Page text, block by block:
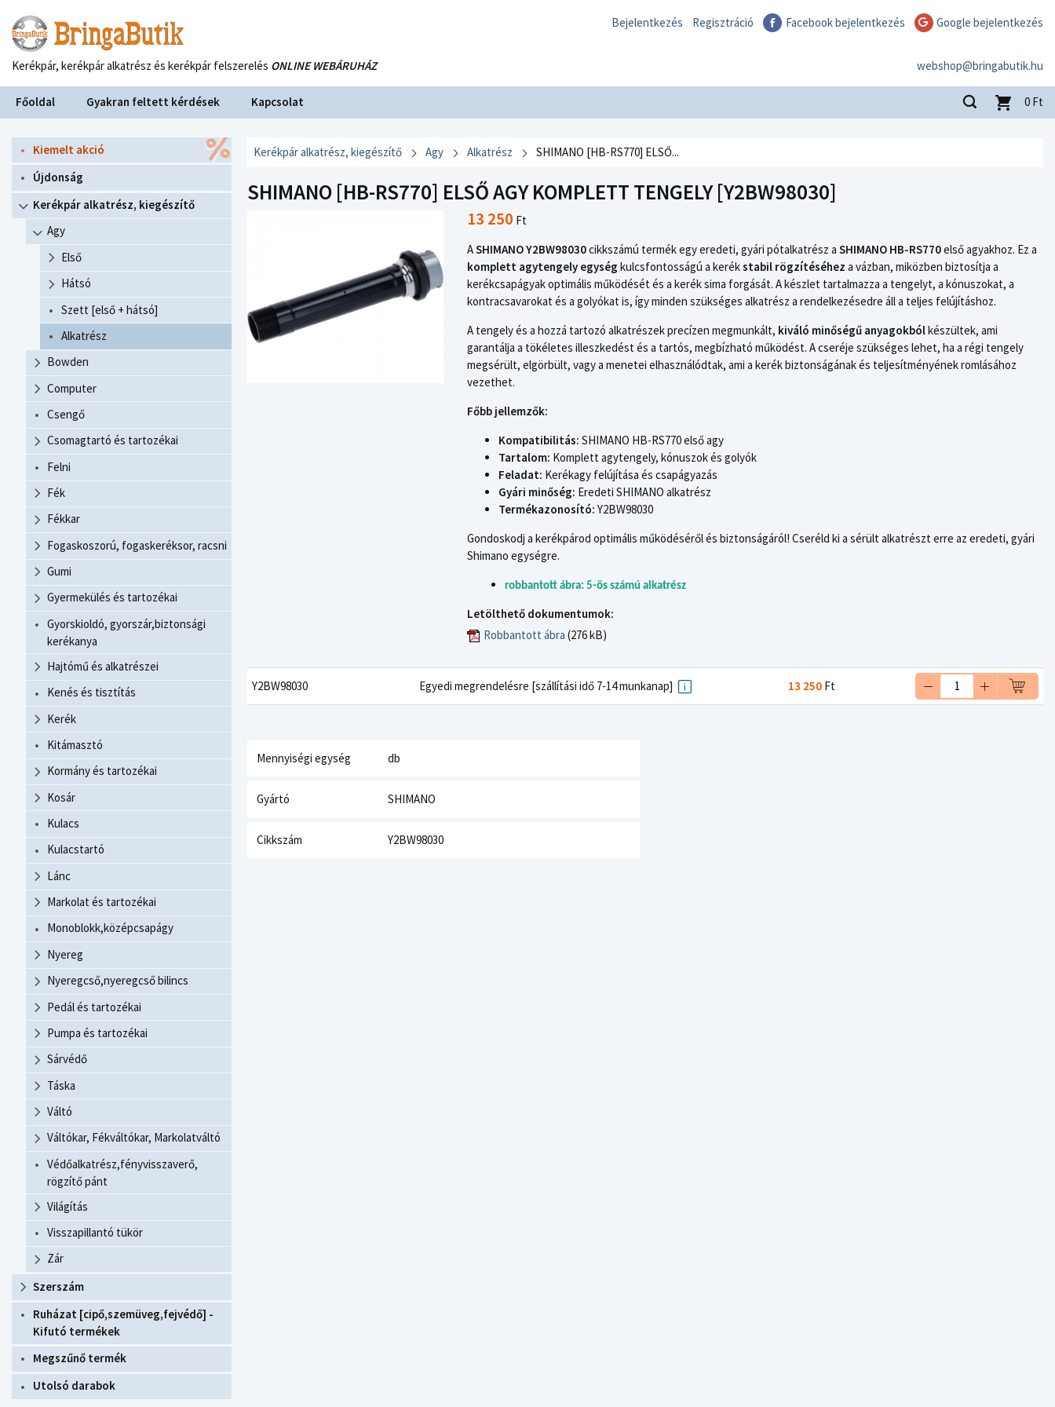
Bejelentkezés Regisztráció Facebook bejelentkezés Google bejelentkezés
webshop@bringabutik.hu
Kerékpár, kerékpár alkatrész és kerékpár felszerelés ONLINE WEBÁRUHÁZ
Főoldal Gyakran feltett kérdések Kapcsolat 0 Ft
Kiemelt akció
Újdonság
Kerékpár alkatrész, kiegészítő
Agy
Első
Hátsó
Szett [első + hátsó]
Alkatrész
Bowden
Computer
Csengő
Csomagtartó és tartozékai
Felni
Fék
Fékkar
Fogaskoszorú, fogaskeréksor, racsni
Gumi
Gyermekülés és tartozékai
Gyorskioldó, gyorszár,biztonsági
kerékanya
Hajtómű és alkatrészei
Kenés és tisztítás
Kerék
Kitámasztó
Kormány és tartozékai
Kosár
Kulacs
Kulacstartó
Lánc
Markolat és tartozékai
Monoblokk,középcsapágy
Nyereg
Nyeregcső,nyeregcső bilincs
Pedál és tartozékai
Pumpa és tartozékai
Sárvédő
Táska
Váltó
Váltókar, Fékváltókar, Markolatváltó
Védőalkatrész,fényvisszaverő,
rögzítő pánt
Világítás
Visszapillantó tükör
Zár
Szerszám
Ruházat [cipő,szemüveg,fejvédő] -
Kifutó termékek
Megszűnő termék
Utolsó darabok
Kerékpár alkatrész, kiegészítő Agy Alkatrész SHIMANO [HB-RS770] ELSŐ...
SHIMANO [HB-RS770] ELSŐ AGY KOMPLETT TENGELY [Y2BW98030]
13 250 Ft
ASHIMANO Y2BW98030cikkszámú termék egy eredeti, gyári pótalkatrész a SHIMANO HB-RS770első agyakhoz. Ez a
komplett agytengely egység kulcsfontosságú a kerékstabil rögzítéséhez a vázban, miközben biztosítja a
kerékcsapágyak optimális működését és a kerék sima forgását. A készlet tartalmazza a tengelyt, a kónuszokat, a
kontracsavarokat és a golyókat is, így minden szükséges alkatrész a rendelkezésedre áll a teljes felújításhoz.
A tengely és a hozzá tartozó alkatrészek precízen megmunkált, kiváló minőségű anyagokbólkészültek, ami
garantálja a tökéletes illeszkedést és a tartós, megbízható működést. A cseréje szükséges lehet, ha a régi tengely
megsérült, elgörbült, vagy a menetei elhasználódtak, ami a kerék biztonságának és teljesítményének romlásához
vezethet.
Főbb jellemzők:
Kompatibilitás: SHIMANO HB-RS770 első agy
Tartalom: Komplett agytengely, kónuszok és golyók
Feladat: Kerékagy felújítása és csapágyazás
Gyári minőség: Eredeti SHIMANO alkatrész
Termékazonosító: Y2BW98030
Gondoskodj a kerékpárod optimális működéséről és biztonságáról! Cseréld ki a sérült alkatrészt erre az eredeti, gyári
Shimano egységre.
robbantott ábra: 5-ös számú alkatrész
Letölthető dokumentumok:
Robbantott ábra (276 kB)
Y2BW98030 Egyedi megrendelésre [szállítási idő 7-14 munkanap] 13 250 Ft
Mennyiségi egység db
Gyártó SHIMANO
Cikkszám Y2BW98030